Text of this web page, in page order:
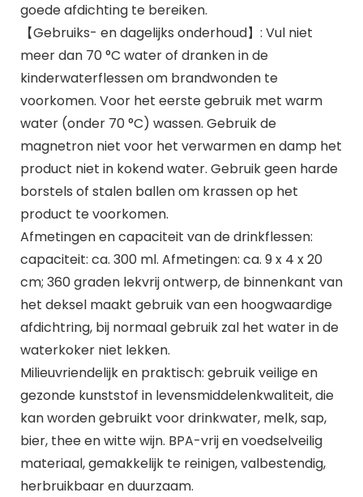
goede afdichting te bereiken.
【Gebruiks- en dagelijks onderhoud】: Vul niet
meer dan 70 °C water of dranken in de
kinderwaterflessen om brandwonden te
voorkomen. Voor het eerste gebruik met warm
water (onder 70 °C) wassen. Gebruik de
magnetron niet voor het verwarmen en damp het
product niet in kokend water. Gebruik geen harde
borstels of stalen ballen om krassen op het
product te voorkomen.
Afmetingen en capaciteit van de drinkflessen:
capaciteit: ca. 300 ml. Afmetingen: ca. 9 x 4 x 20
cm; 360 graden lekvrij ontwerp, de binnenkant van
het deksel maakt gebruik van een hoogwaardige
afdichtring, bij normaal gebruik zal het water in de
waterkoker niet lekken.
Milieuvriendelijk en praktisch: gebruik veilige en
gezonde kunststof in levensmiddelenkwaliteit, die
kan worden gebruikt voor drinkwater, melk, sap,
bier, thee en witte wijn. BPA-vrij en voedselveilig
materiaal, gemakkelijk te reinigen, valbestendig,
herbruikbaar en duurzaam.